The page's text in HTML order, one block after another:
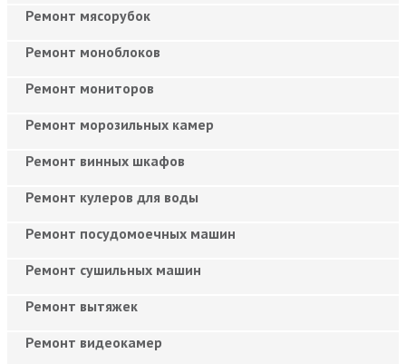
Ремонт мясорубок
Ремонт моноблоков
Ремонт мониторов
Ремонт морозильных камер
Ремонт винных шкафов
Ремонт кулеров для воды
Ремонт посудомоечных машин
Ремонт сушильных машин
Ремонт вытяжек
Ремонт видеокамер